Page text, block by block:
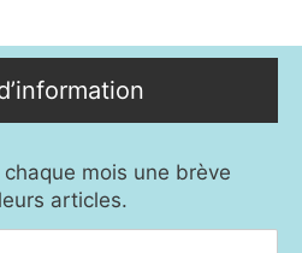
mois une brève
articles.